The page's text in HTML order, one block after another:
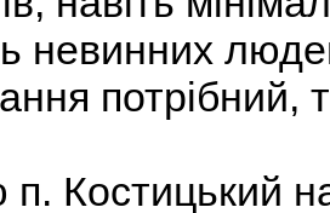
невинних
потрібний,
п. Костицький